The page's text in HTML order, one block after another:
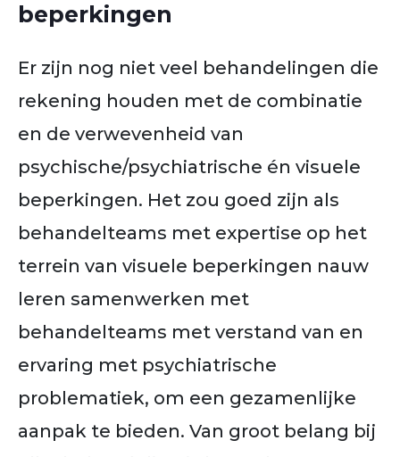
beperkingen
Er zijn nog niet veel behandelingen die
rekening houden met de combinatie
en de verwevenheid van
psychische/psychiatrische én visuele
beperkingen. Het zou goed zijn als
behandelteams met expertise op het
terrein van visuele beperkingen nauw
leren samenwerken met
behandelteams met verstand van en
ervaring met psychiatrische
problematiek, om een gezamenlijke
aanpak te bieden. Van groot belang bij